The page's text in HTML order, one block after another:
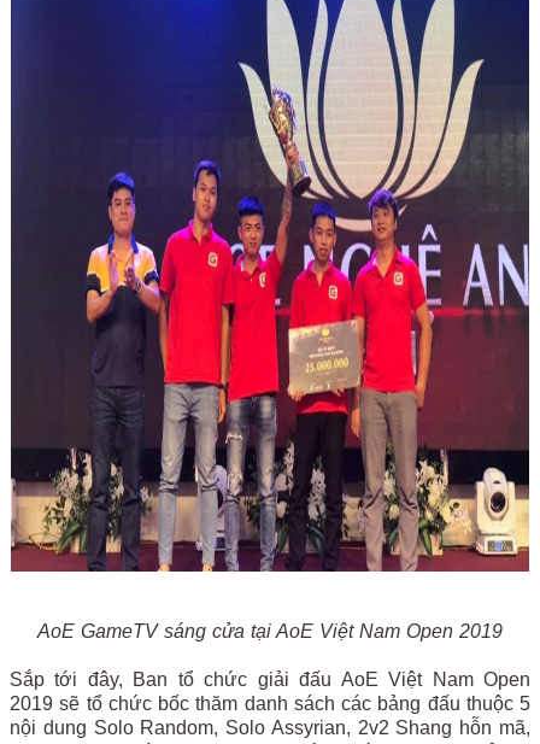
AoE GameTV sáng cửa tại AoE Việt Nam Open 2019
Sắp tới đây, Ban tổ chức giải đấu AoE Việt Nam Open
2019 sẽ tổ chức bốc thăm danh sách các bảng đấu thuộc 5
nội dung Solo Random, Solo Assyrian, 2v2 Shang hỗn mã,